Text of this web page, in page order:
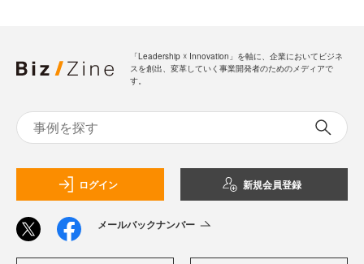
「Leadership ☓ Innovation」を軸に、企業においてビジネ
スを創出、変革していく事業開発者のためのメディアで
す。
ログイン 新規会員登録
メールバックナンバー